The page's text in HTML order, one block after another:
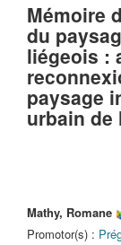
Mémoire
du
liégeois :
paysage
urbain de
Mathy, Romane
Promotor(s) :